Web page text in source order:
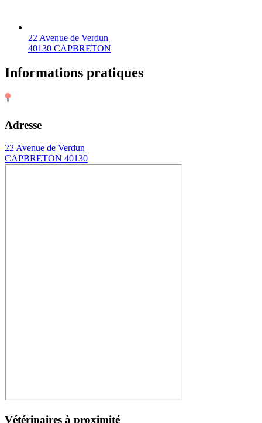
22 Avenue de Verdun
40130 CAPBRETON
Informations pratiques
Adresse
22 Avenue de Verdun
CAPBRETON 40130
Vétérinaires à proximité